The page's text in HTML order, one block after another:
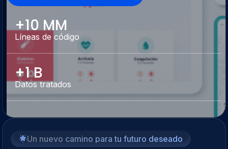
+10 MM
Líneas de código
+1 B
Datos tratados
Un nuevo camino para tu futuro deseado